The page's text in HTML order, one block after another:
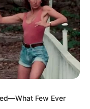
τον
Few Ever